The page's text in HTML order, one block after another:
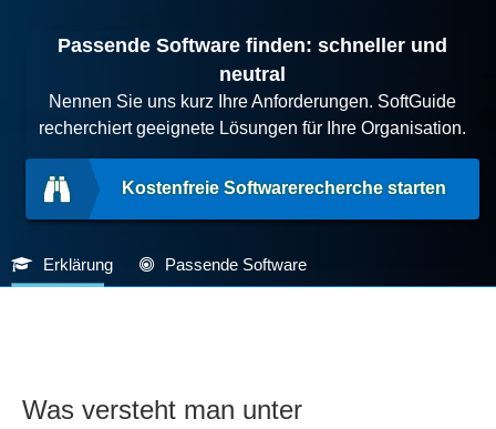
Passende Software finden: schneller und
neutral
Nennen Sie uns kurz Ihre Anforderungen. SoftGuide
recherchiert geeignete Lösungen für Ihre Organisation.
Kostenfreie Softwarerecherche starten
Erklärung Passende Software
Was versteht man unter